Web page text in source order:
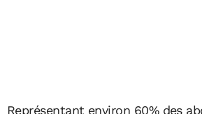
Représentant environ 60% des